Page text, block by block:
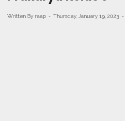
Written By raap Thursday, January 19, 2023